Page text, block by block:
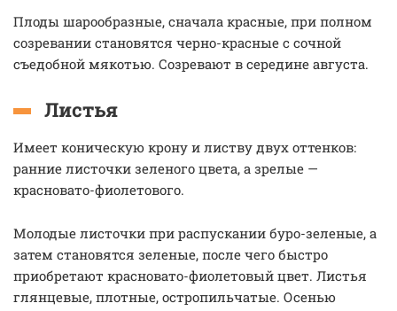
Плоды шарообразные, сначала красные, при полном
созревании становятся черно-красные с сочной
съедобной мякотью. Созревают в середине августа.
Листья
Имеет коническую крону и листву двух оттенков:
ранние листочки зеленого цвета, а зрелые —
красновато-фиолетового.
Молодые листочки при распускании буро-зеленые, а
затем становятся зеленые, после чего быстро
приобретают красновато-фиолетовый цвет. Листья
глянцевые, плотные, остропильчатые. Осенью